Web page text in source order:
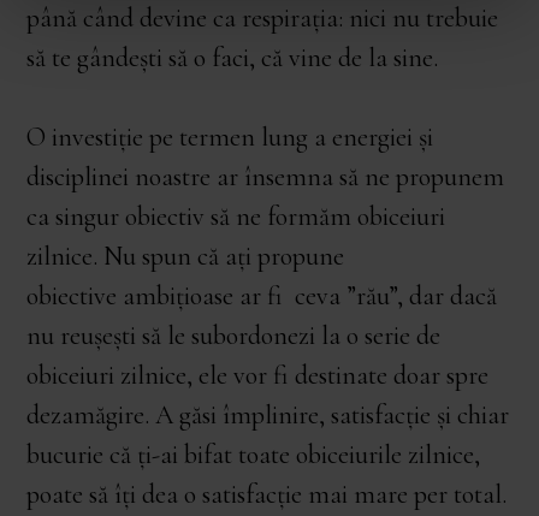
până când devine ca respirația: nici nu trebuie
să te gândești să o faci, că vine de la sine.
O investiție pe termen lung a energiei și
disciplinei noastre ar însemna să ne propunem
ca singur obiectiv să ne formăm obiceiuri
zilnice. Nu spun că ați propune
obiective ambițioase ar fi ceva ”rău”, dar dacă
nu reușești să le subordonezi la o serie de
obiceiuri zilnice, ele vor fi destinate doar spre
dezamăgire. A găsi împlinire, satisfacție și chiar
bucurie că ți-ai bifat toate obiceiurile zilnice,
poate să îți dea o satisfacție mai mare per total.